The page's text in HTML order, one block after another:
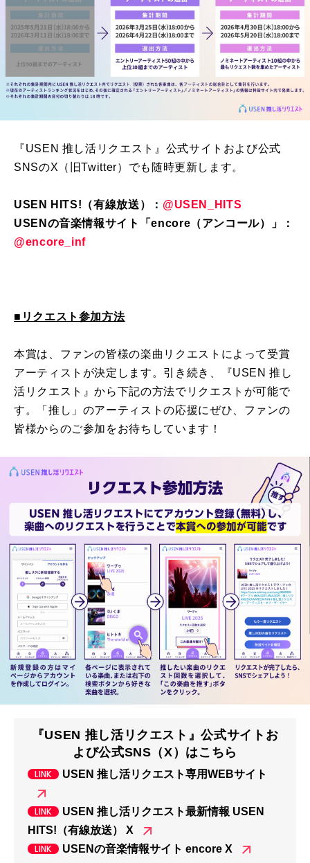
『USEN 推し活リクエスト』公式サイトおよび公式
SNSのX （旧Twitter）でも随時更新します。
USEN HITS!（有線放送）： @USEN_HITS
USENの音楽情報サイト「encore（アンコール）」：
@encore_inf
■ リクエスト参加方法
本賞は、ファンの皆様の楽曲リクエストによって受賞
アーティストが決定します。引き続き、『USEN推し
活リクエスト』から下記の方法でリクエストが可能で
す。「推し」のアーティストの応援にぜひ、ファンの
皆様からのご参加をお待ちしています！
『USEN 推し活リクエスト』公式サイトお
よび公式SNS（X）はこちら
USEN 推し活リクエスト専用WEBサイト
USEN 推し活リクエスト最新情報 USEN
HITS!（有線放送） X
USENの音楽情報サイト encore X